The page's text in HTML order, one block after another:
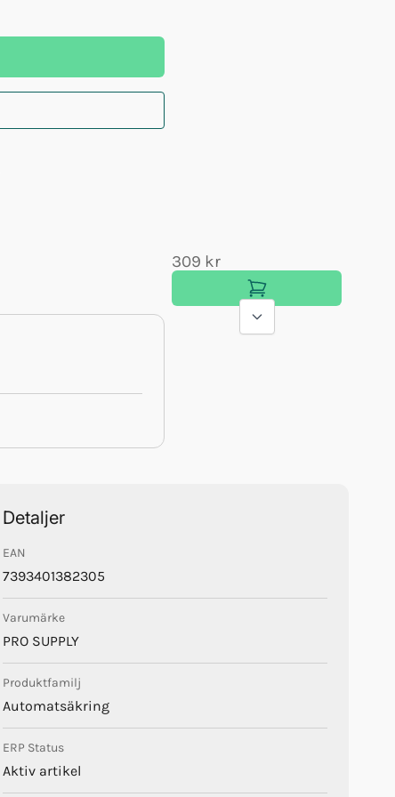
309 kr
Detaljer
EAN
7393401382305
Varumärke
PRO SUPPLY
Produktfamilj
Automatsäkring
ERP Status
Aktiv artikel